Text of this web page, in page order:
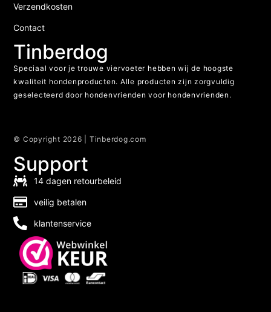
Verzendkosten
Contact
Tinberdog
Speciaal voor je trouwe viervoeter hebben wij de hoogste
kwaliteit hondenproducten. Alle producten zijn zorgvuldig
geselecteerd door hondenvrienden voor hondenvrienden.
© Copyright 2026 | Tinberdog.com
Support
14 dagen retourbeleid
veilig betalen
klantenservice